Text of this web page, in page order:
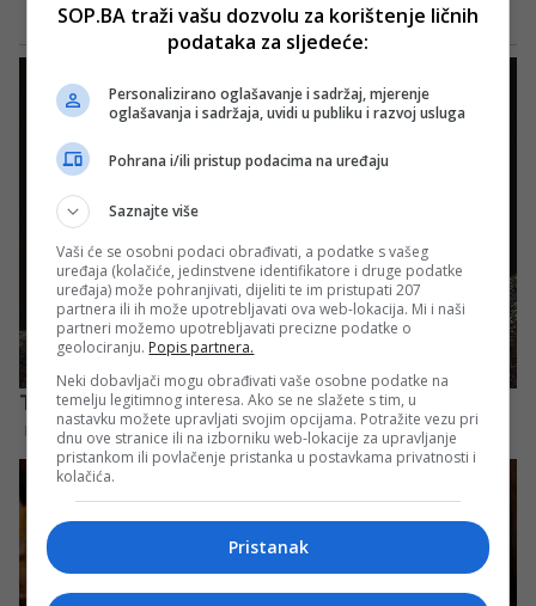
SOP.BA traži vašu dozvolu za korištenje ličnih
podataka za sljedeće:
Personalizirano oglašavanje i sadržaj, mjerenje
oglašavanja i sadržaja, uvidi u publiku i razvoj usluga
Pohrana i/ili pristup podacima na uređaju
Saznajte više
Vaši će se osobni podaci obrađivati, a podatke s vašeg
uređaja (kolačiće, jedinstvene identifikatore i druge podatke
uređaja) može pohranjivati, dijeliti te im pristupati 207
partnera ili ih može upotrebljavati ova web-lokacija. Mi i naši
partneri možemo upotrebljavati precizne podatke o
geolociranju. Popis partnera.
Neki dobavljači mogu obrađivati vaše osobne podatke na
temelju legitimnog interesa. Ako se ne slažete s tim, u
nastavku možete upravljati svojim opcijama. Potražite vezu pri
dnu ove stranice ili na izborniku web-lokacije za upravljanje
pristankom ili povlačenje pristanka u postavkama privatnosti i
kolačića.
Pristanak